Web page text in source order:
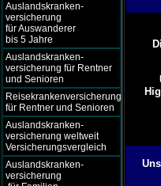
Auslandskranken-
versicherung
für Auswanderer
bis 5 Jahre
Auslandskranken-
versicherung für Rentner
und Senioren
Reisekrankenversicherung
für Rentner und Senioren
Auslandskranken-
versicherung weltweit
Versicherungsvergleich
Auslandskranken-
versicherung